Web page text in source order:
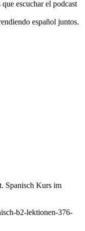
escuchar el podcast
español juntos.
Spanisch Kurs im
b2-lektionen-376-